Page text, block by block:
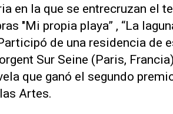
en la que se entrecruzan el
"Mi propia playa” , “La
de una residencia de
Sur Seine (Paris,
que ganó el segundo
Artes.